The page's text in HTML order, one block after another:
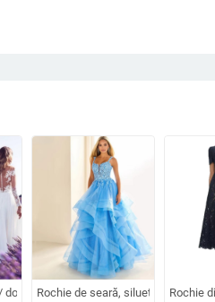
lungi, talie înaltă, croială prințesă,
domnișoară de onoare din dantelă,
Rochie de seară, siluetă în formă
Rochie